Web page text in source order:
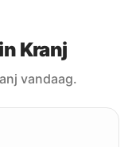
Kranj
vandaag.